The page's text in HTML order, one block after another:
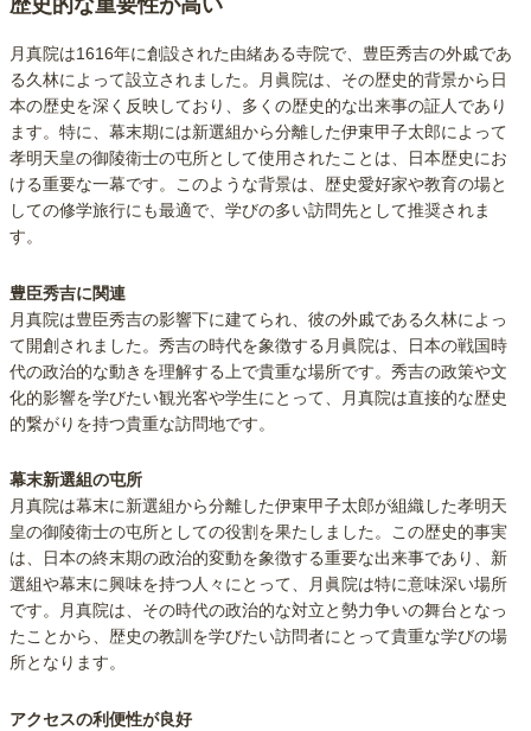
歴史的な重要性が高い
月真院は1616年に創設された由緒ある寺院で、豊臣秀吉の外戚であ
る久林によって設立されました。月眞院は、その歴史的背景から日
本の歴史を深く反映しており、多くの歴史的な出来事の証人であり
ます。特に、幕末期には新選組から分離した伊東甲子太郎によって
孝明天皇の御陵衛士の屯所として使用されたことは、日本歴史にお
ける重要な一幕です。このような背景は、歴史愛好家や教育の場と
しての修学旅行にも最適で、学びの多い訪問先として推奨されま
す。
豊臣秀吉に関連
月真院は豊臣秀吉の影響下に建てられ、彼の外戚である久林によっ
て開創されました。秀吉の時代を象徴する月眞院は、日本の戦国時
代の政治的な動きを理解する上で貴重な場所です。秀吉の政策や文
化的影響を学びたい観光客や学生にとって、月真院は直接的な歴史
的繋がりを持つ貴重な訪問地です。
幕末新選組の屯所
月真院は幕末に新選組から分離した伊東甲子太郎が組織した孝明天
皇の御陵衛士の屯所としての役割を果たしました。この歴史的事実
は、日本の終末期の政治的変動を象徴する重要な出来事であり、新
選組や幕末に興味を持つ人々にとって、月眞院は特に意味深い場所
です。月真院は、その時代の政治的な対立と勢力争いの舞台となっ
たことから、歴史の教訓を学びたい訪問者にとって貴重な学びの場
所となります。
アクセスの利便性が良好